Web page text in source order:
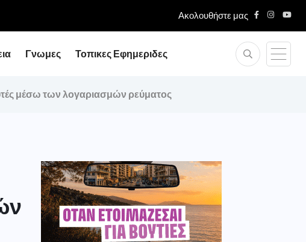
Ακολουθήστε μας
Γνωμες Τοπικες Εφημεριδες
μέσω των λογαριασμών ρεύματος